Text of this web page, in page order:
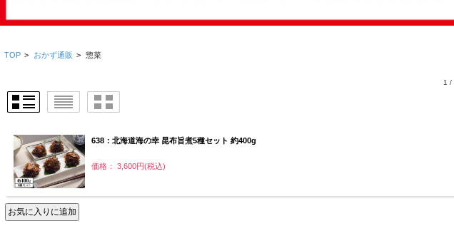
TOP > おかず通販 > 惣菜
1 /
638：北海道海の幸 昆布旨煮5種セット 約400g
価格： 3,600円(税込)